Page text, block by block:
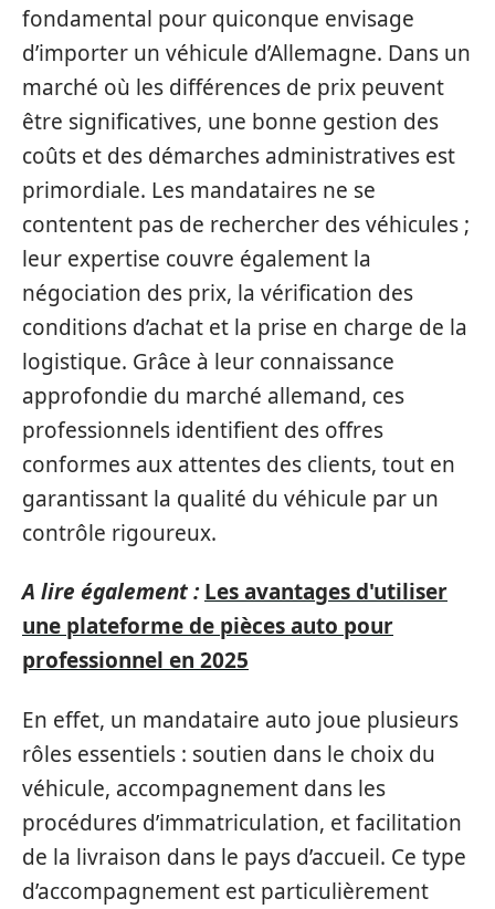
fondamental pour quiconque envisage
d’importer un véhicule d’Allemagne. Dans un
marché où les différences de prix peuvent
être significatives, une bonne gestion des
coûts et des démarches administratives est
primordiale. Les mandataires ne se
contentent pas de rechercher des véhicules ;
leur expertise couvre également la
négociation des prix, la vérification des
conditions d’achat et la prise en charge de la
logistique. Grâce à leur connaissance
approfondie du marché allemand, ces
professionnels identifient des offres
conformes aux attentes des clients, tout en
garantissant la qualité du véhicule par un
contrôle rigoureux.
A lire également : Les avantages d'utiliser
une plateforme de pièces auto pour
professionnel en 2025
En effet, un mandataire auto joue plusieurs
rôles essentiels : soutien dans le choix du
véhicule, accompagnement dans les
procédures d’immatriculation, et facilitation
de la livraison dans le pays d’accueil. Ce type
d’accompagnement est particulièrement